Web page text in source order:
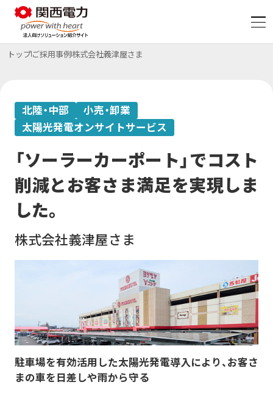
特集ページ
サービス
太陽光発電オンサイトサービス
CO₂フリー電気料金メニュー
再エネECOプラン
太陽光とセットで更なるコスト削減・脱炭素
蓄電池オンサイトサービス
車両・充電器もまるっとおまかせ
EVパッケージサービス
設置場所不要の太陽光発電
オフサイトPPA
コスト削減
特集ページ
サービス
空調の自動制御で省エネ
おまかSave-Air
既存設備の活用で報酬を獲得
デマンド・レスポンスサービス
データの見える化で歩留まり改善
K-DXソリューション
省エネ行動の習慣化から
BCP・防災
特集ページ
BCP・防災商材をコーディネート
かんでん総合防災サービス
いつでも誰でも使える蓄電池
非常用小型蓄電池販売
課題から探す
脱炭素
コスト削減
事例・コラム等
ご採用事例 お役立ちコラム
Webセミナー サービス紹介資料
会社紹介
関西電力の特徴ご契約者さま
会員サイト
かんでんBiZ
トップご採用事例株式会社義津屋さま
北陸・中部
小売・卸業
太陽光発電オンサイトサービス
「ソーラーカーポート」でコスト
削減とお客さま満足を実現しま
した。
株式会社義津屋さま
駐車場を有効活用した太陽光発電導入により、お客さ
まの車を日差しや雨から守る